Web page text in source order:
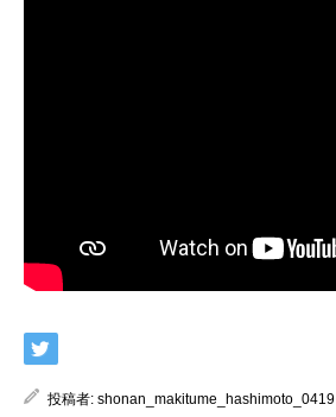
投稿者: shonan_makitume_hashimoto_0419